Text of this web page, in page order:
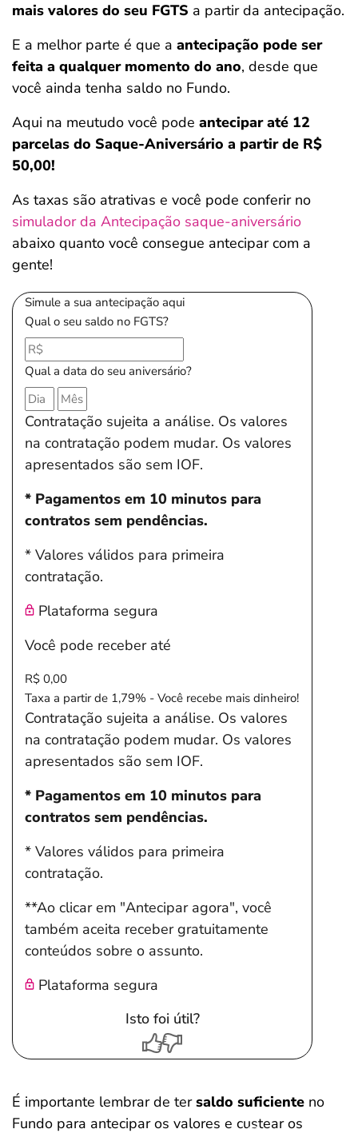
mais valores do seu FGTS a partir da antecipação.
E a melhor parte é que a antecipação pode ser
feita a qualquer momento do ano, desde que
você ainda tenha saldo no Fundo.
Aqui na meutudo você pode antecipar até 12
parcelas do Saque-Aniversário a partir de R$
50,00!
As taxas são atrativas e você pode conferir no
simulador da Antecipação saque-aniversário
abaixo quanto você consegue antecipar com a
gente!
Simule a sua antecipação aqui
Qual o seu saldo no FGTS?
Qual a data do seu aniversário?
Contratação sujeita a análise. Os valores
na contratação podem mudar. Os valores
apresentados são sem IOF.
* Pagamentos em 10 minutos para
contratos sem pendências.
* Valores válidos para primeira
contratação.
Plataforma segura
Você pode receber até
R$ 0,00
Taxa a partir de 1,79% - Você recebe mais dinheiro!
Contratação sujeita a análise. Os valores
na contratação podem mudar. Os valores
apresentados são sem IOF.
* Pagamentos em 10 minutos para
contratos sem pendências.
* Valores válidos para primeira
contratação.
**Ao clicar em "Antecipar agora", você
também aceita receber gratuitamente
conteúdos sobre o assunto.
Plataforma segura
Isto foi útil?
É importante lembrar de tersaldo suficiente no
Fundo para antecipar os valores e custear os